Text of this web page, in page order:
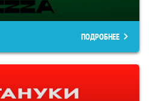
ПОДРОБНЕЕ